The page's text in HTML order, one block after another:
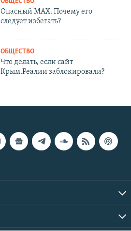
Опасный MAX. Почему его
следует избегать?
ОБЩЕСТВО
Что делать, если сайт
Крым.Реалии заблокировали?